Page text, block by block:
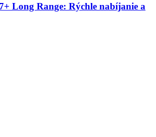
Long Range: Rýchle nabíjanie a